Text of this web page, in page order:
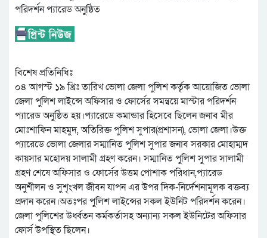
বিশেষ প্রতিনিধিঃ
০৪ আগস্ট ১৯ খ্রিঃ তারিখ ভোলা জেলা পুলিশ কর্তৃক আয়োজিত ভোলা
জেলা পুলিশ লাইন্সে অফিসার ও ফোর্সের সমন্বয়ে মাস্টার পরিদর্শন
প্যারেড অনুষ্ঠিত হয়।প্যারেডে কমান্ডার হিসেবে ছিলেন জনাব মীর
মোঃশাফিন মাহমুদ, অতিরিক্ত পুলিশ সুপার(প্রশাসন), ভোলা জেলা।উক্ত
প্যারেডে ভোলা জেলার সম্মানিত পুলিশ সুপার জনাব সরকার মোহাম্মদ
কায়সার মহোদয় সালামী গ্রহণ করেন। সম্মানিত পুলিশ সুপার সালামী
গ্রহণ শেষে অফিসার ও ফোর্সের উত্তম পোশাক পরিধান,প্যারেড
অনুশীলন ও সুশৃংখল জীবন যাপন এর উপর দিক-নির্দেশনামূলক বক্তব্য
প্রদান করেন।অতঃপর পুলিশ লাইন্সের সকল ইউনিট পরিদর্শন করেন।
জেলা পুলিশের উর্ধ্বতন কর্মকর্তাসহ অন্যান্য সকল ইউনিটের অফিসার
ফোর্স উপস্থিত ছিলেন।